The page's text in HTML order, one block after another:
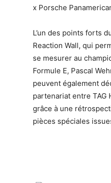
x Porsche
L’un des points forts
Reaction Wall, qui
se mesurer au
Formule E, Pascal
peuvent également
partenariat entre TAG
grâce à une
pièces spéciales